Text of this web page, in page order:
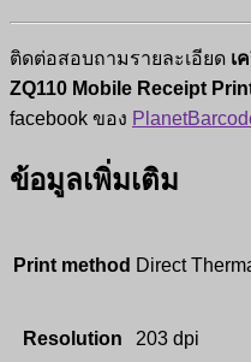
ติดต่อสอบถามรายละเอียด เ
ZQ110 Mobile Receipt
facebook ของ
ข้อมูลเพิ่มเติม
Print method Direct
Resolution 203 dpi